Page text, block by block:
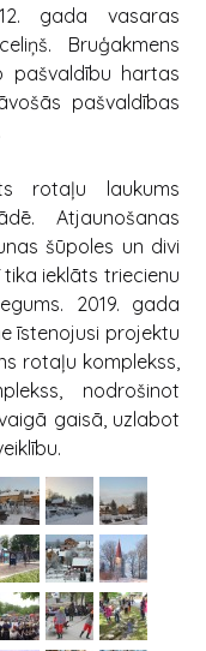
gada vasaras
Bruģakmens
pašvaldību hartas
pašvaldības
rotaļu laukums
Atjaunošanas
šūpoles un divi
ieklāts triecienu
2019. gada
īstenojusi projektu
rotaļu komplekss,
nodrošinot
gaisā, uzlabot